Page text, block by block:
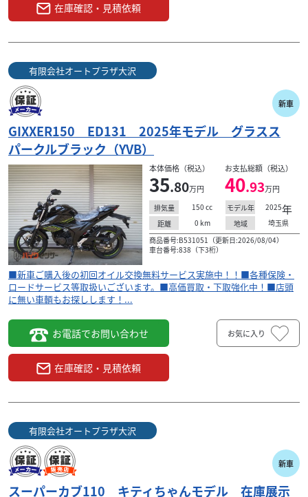
在庫確認・見積依頼
有限会社オートプラザ大沢
新車
GIXXER150 ED131 2025年モデル グラスス
パークルブラック（YVB）
本体価格（税込）
35.80万円
お支払総額（税込）
40.93万円
排気量 150 cc モデル年 2025年
距離 0 km 地域
埼玉県
商品番号:B531051（更新日:2026/08/04）
車台番号:838（下3桁）
■新車ご購入後の初回オイル交換無料サービス実施中！！■各種保険・
ロードサービス等取扱いございます。■高価買取・下取強化中！■店頭
に無い車輌もお探しします！...
お電話でお問い合わせ
在庫確認・見積依頼
お気に入り
有限会社オートプラザ大沢
新車
スーパーカブ110 キティちゃんモデル 在庫展示